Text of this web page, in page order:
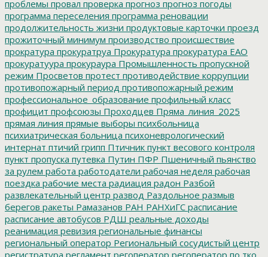
проблемы провал проверка прогноз прогноз погоды
программа переселения программа реновации
продолжительность жизни продуктовые карточки проезд
прожиточный минимум производство происшествие
прократура прокуратруа Прокуратура прокуратура ЕАО
прокуратуура прокураура Промышленность пропускной
режим Просветов протест противодействие коррупции
противопожарный период противопожарный режим
профессиональное_образование профильный класс
профицит профсоюзы Проходцев Пряма_линия_2025
прямая линия прямые выборы психбольница
психиатрическая больница психоневрологический
интернат птичий грипп Птичник пункт весового контроля
пункт пропуска путевка Путин ПФР Пшеничный пьянство
за рулем работа работодатели рабочая неделя рабочая
поездка рабочие места радиация радон Разбой
развлекательный центр развод Раздольное размыв
берегов ракеты Рамазанов РАН РАНХиГС расписание
расписание автобусов РДШ реальные доходы
реанимация ревизия региональные финансы
региональный оператор Региональный сосудистый центр
регистратура регламент регоператор регоператор по тко